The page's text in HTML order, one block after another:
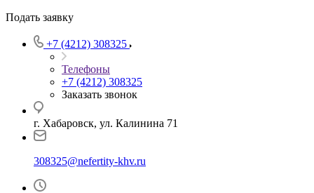
Подать заявку
+7 (4212) 308325
Телефоны
+7 (4212) 308325
Заказать звонок
г. Хабаровск, ул. Калинина 71
308325@nefertity-khv.ru